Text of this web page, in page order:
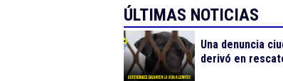
ÚLTIMAS NOTICIAS
Una denuncia
derivó en